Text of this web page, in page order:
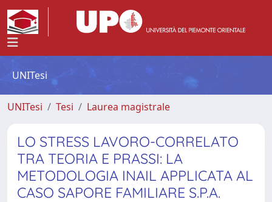
UNITesi
UNITesi Tesi Laurea magistrale
LO STRESS LAVORO-CORRELATO
TRA TEORIA E PRASSI: LA
METODOLOGIA INAIL APPLICATA AL
CASO SAPORE FAMILIARE S.P.A.